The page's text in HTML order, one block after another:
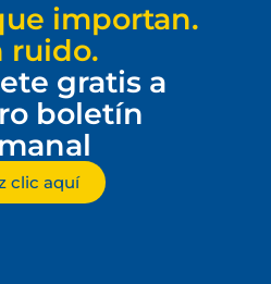
importan.
ruido.
gratis a
boletín
clic aquí